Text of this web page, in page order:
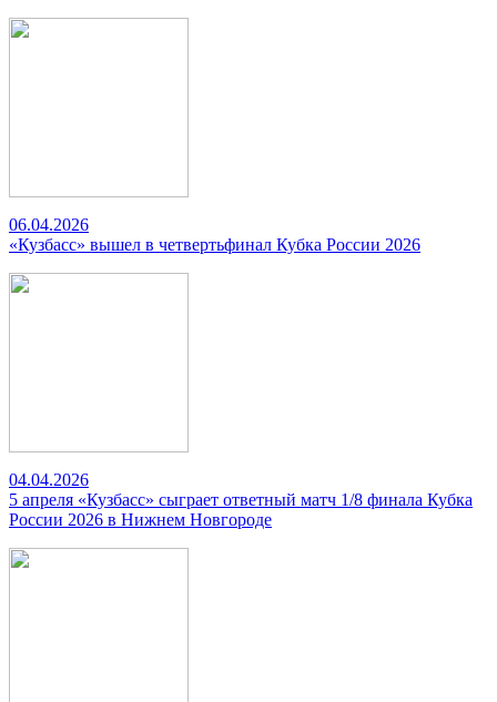
06.04.2026
«Кузбасс» вышел в четвертьфинал Кубка России 2026
04.04.2026
5 апреля «Кузбасс» сыграет ответный матч 1/8 финала Кубка
России 2026 в Нижнем Новгороде